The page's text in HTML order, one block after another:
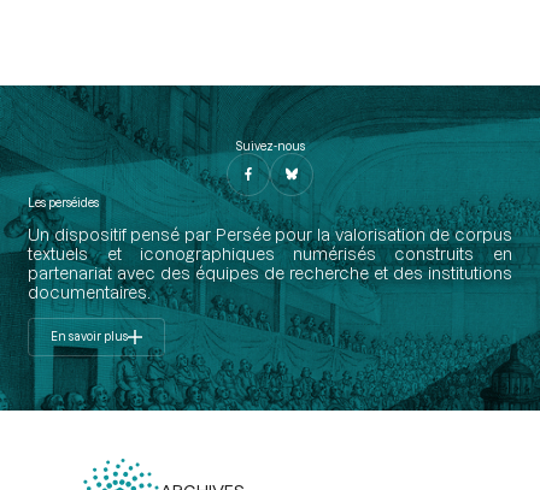
Suivez-nous
Les perséides
Un dispositif pensé par Persée pour la valorisation de corpus
textuels et iconographiques numérisés construits en
partenariat avec des équipes de recherche et des institutions
documentaires.
En savoir plus